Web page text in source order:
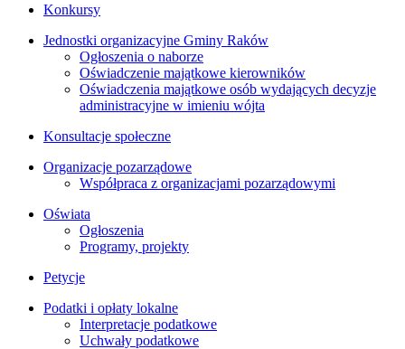
Konkursy
Jednostki organizacyjne Gminy Raków
Ogłoszenia o naborze
Oświadczenie majątkowe kierowników
Oświadczenia majątkowe osób wydających decyzje
administracyjne w imieniu wójta
Konsultacje społeczne
Organizacje pozarządowe
Współpraca z organizacjami pozarządowymi
Oświata
Ogłoszenia
Programy, projekty
Petycje
Podatki i opłaty lokalne
Interpretacje podatkowe
Uchwały podatkowe